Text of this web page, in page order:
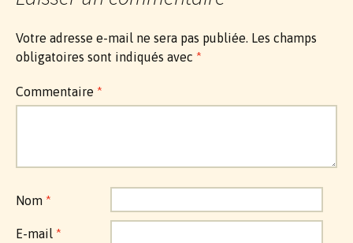
Votre adresse e-mail ne sera pas publiée. Les champs
obligatoires sont indiqués avec *
Commentaire *
Nom *
E-mail *